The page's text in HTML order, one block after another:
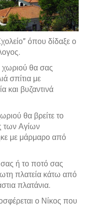
όπου δίδαξε ο
χωριού θα σας
σπίτια με
και βυζαντινά
θα βρείτε το
των Αγίων
με μάρμαρο από
ή το ποτό σας
πλατεία κάτω από
πλατάνια.
ο Νίκος που